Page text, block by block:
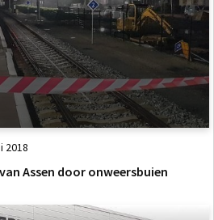
2018
Assen door onweersbuien